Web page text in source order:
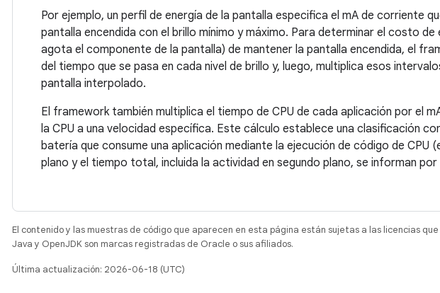
Por ejemplo, un perfil de energía de la pantalla especifica el mA de corriente
pantalla encendida con el brillo mínimo y máximo. Para determinar el costo
agota el componente de la pantalla) de mantener la pantalla encendida, el
del tiempo que se pasa en cada nivel de brillo y, luego, multiplica esos
pantalla interpolado.
El framework también multiplica el tiempo de CPU de cada aplicación por el
la CPU a una velocidad específica. Este cálculo establece una clasificación
batería que consume una aplicación mediante la ejecución de código de CPU
plano y el tiempo total, incluida la actividad en segundo plano, se informan
El contenido y las muestras de código que aparecen en esta página están sujetas a las licencias
Java y OpenJDK son marcas registradas de Oracle o sus afiliados.
Última actualización: 2026-06-18 (UTC)